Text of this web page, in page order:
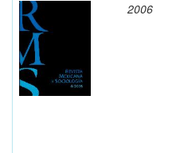
2006